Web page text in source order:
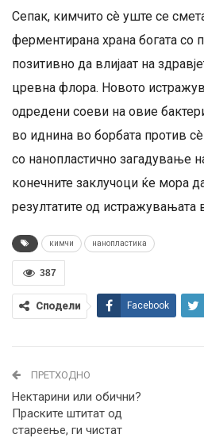
Сепак, кимчито сè уште се
ферментирана храна богата со
позитивно да влијаат на
цревна флора. Новото
одредени соеви на овие
во иднина во борбата против
со нанопластично загадување
конечните заклучоци ќе мора
резултатите од истражувањата
кимчи нанопластика
387
Сподели Facebook
ПРЕТХОДНО
Нектарини или обични?
Праските штитат од
стареење, ги чистат